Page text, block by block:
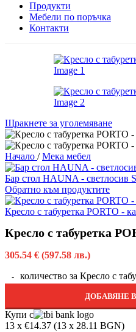
Продукти
Мебели по поръчка
Контакти
Щракнете за уголемяване
Начало / Мека мебел
Бар стол HAUNA - светлосив
Обратно към продуктите
Кресло с табуретка PORTO -
Кресло с табуретка
305.54 € (597.58 лв.)
количество за Кресло с
ДОБАВЯНЕ
Купи с
13 x €14.37 (13 x 28.11 BGN)